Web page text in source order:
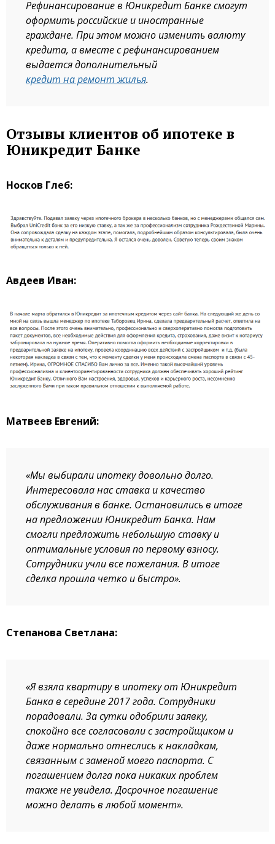
Рефинансирование в Юникредит Банке смогут
оформить российские и иностранные
граждане. При этом можно изменить валюту
кредита, а вместе с рефинансированием
выдается дополнительный
кредит на ремонт жилья.
Отзывы клиентов об ипотеке в
Юникредит Банке
Носков Глеб:
Авдеев Иван:
Матвеев Евгений:
«Мы выбирали ипотеку довольно долго.
Интересовала нас ставка и качество
обслуживания в банке. Остановились в итоге
на предложении Юникредит Банка. Нам
смогли предложить небольшую ставку и
оптимальные условия по первому взносу.
Сотрудники учли все пожелания. В итоге
сделка прошла четко и быстро».
Степанова Светлана:
«Я взяла квартиру в ипотеку от Юникредит
Банка в середине 2017 года. Сотрудники
порадовали. За сутки одобрили заявку,
спокойно все согласовали с застройщиком и
даже нормально отнеслись к накладкам,
связанным с заменой моего паспорта. С
погашением долга пока никаких проблем
также не увидела. Досрочное погашение
можно делать в любой момент».